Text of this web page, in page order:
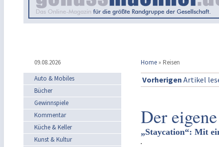
09.08.2026 Home » Reisen
Auto & Mobiles
Bücher
Gewinnspiele
Kommentar
Küche & Keller
Kunst & Kultur
Vorherigen Artikel
Der
„Staycation“: Mit